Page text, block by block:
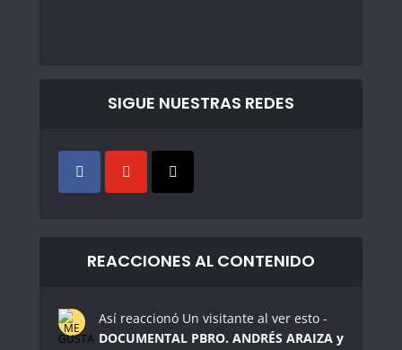
SIGUE NUESTRAS REDES
REACCIONES AL CONTENIDO
Así reaccionó Un visitante al ver esto -
DOCUMENTAL PBRO. ANDRÉS ARAIZA y